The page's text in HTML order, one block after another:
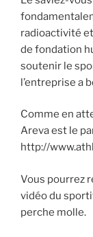
radioactivité
de fondation
soutenir le
l’entreprise a
Comme en
Areva est le
http://
Vous pourrez
vidéo du
perche molle.